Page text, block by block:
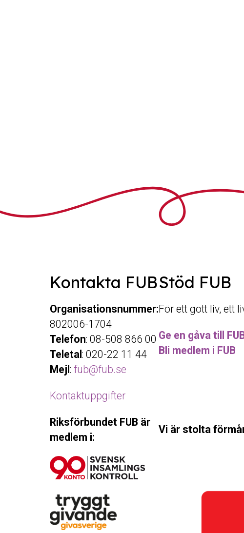
Kontakta FUB
Organisationsnummer:
802006-1704
Telefon: 08-508 866 00
Teletal : 020-22 11 44
Mejl : fub@fub.se
Kontaktuppgifter
Riksförbundet FUB är
medlem i:
Stöd FUB
För ett gott liv, ett
Ge en gåva till
Bli medlem i FUB
Vi är stolta